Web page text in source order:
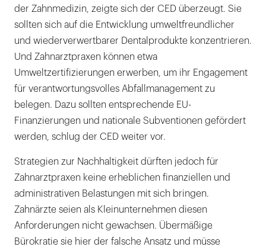
der Zahnmedizin, zeigte sich der CED überzeugt. Sie
sollten sich auf die Entwicklung umweltfreundlicher
und wiederverwertbarer Dentalprodukte konzentrieren.
Und Zahnarztpraxen können etwa
Umweltzertifizierungen erwerben, um ihr Engagement
für verantwortungsvolles Abfallmanagement zu
belegen. Dazu sollten entsprechende EU-
Finanzierungen und nationale Subventionen gefördert
werden, schlug der CED weiter vor.
Strategien zur Nachhaltigkeit dürften jedoch für
Zahnarztpraxen keine erheblichen finanziellen und
administrativen Belastungen mit sich bringen.
Zahnärzte seien als Kleinunternehmen diesen
Anforderungen nicht gewachsen. Übermäßige
Bürokratie sie hier der falsche Ansatz und müsse